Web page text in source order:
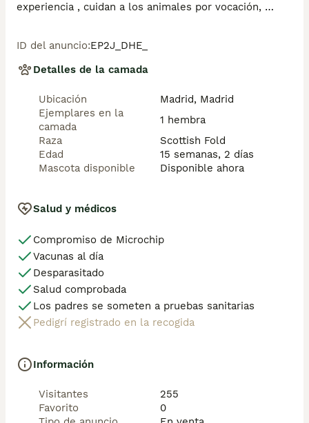
experiencia , cuidan a los animales por vocación,
buen temperamento. Todos los cachorritos se
entregan con unos dos meses y medio de edad y sus
vacunas correspondientes, desparasitados interna y
tanto por enfermedad vírica como congénito genética.
Posibilidad de entregar en toda España mediante
transporte propio preparado para animales y con
chofer privado. Los precios pueden variar según las
características y morfología de cada cachorro.
Añádenos al whats app o llámanos, y encantados
Whats app: 641 92 23 90
ID del anuncio:EP2J_DHE_
Detalles de la camada
Ubicación
Madrid, Madrid
Ejemplares en la
camada
1 hembra
Raza
Scottish Fold
Edad
15 semanas, 2 días
Mascota disponible
Disponible ahora
Salud y médicos
Compromiso de Microchip
Vacunas al día
Desparasitado
Salud comprobada
Los padres se someten a pruebas sanitarias
Pedigrí registrado en la recogida
Información
Visitantes
255
Favorito
0